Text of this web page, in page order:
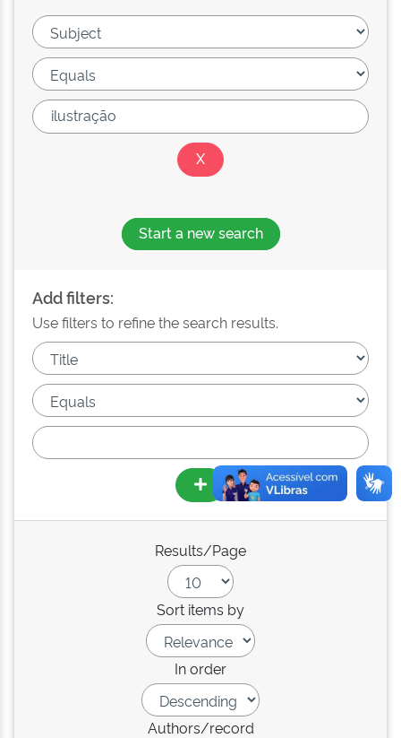
Start a new search
Add filters:
Use filters to refine the search results.
Results/Page
Sort items by
In order
Authors/record